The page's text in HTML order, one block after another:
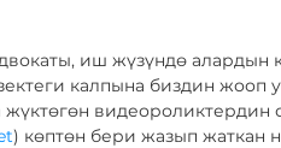
иш жүзүндө
калпына биздин жооп
) көптөн бери жазып жаткан